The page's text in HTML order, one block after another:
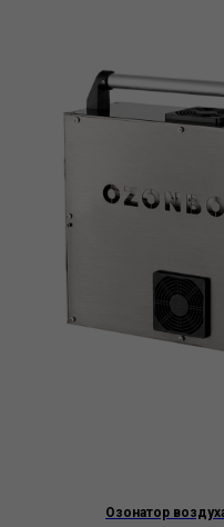
Озонатор